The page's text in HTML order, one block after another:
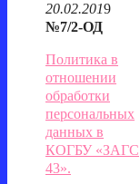
20.02.2019
№7/2-ОД
Политика в
отношении
обработки
персональных
данных в
КОГБУ «ЗАГС
43».